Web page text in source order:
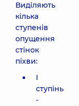
Виділяють
кілька
ступенів
опущення
стінок
піхви:
I
ступінь
-